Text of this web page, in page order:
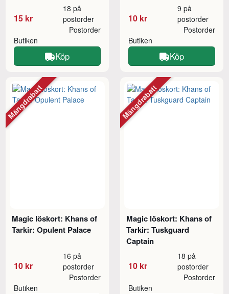
15 kr
18 på
postorder
Butiken
Postorder
Köp
10 kr
9 på
postorder
Butiken
Postorder
Köp
Magic löskort: Khans of
Tarkir: Opulent Palace
10 kr
16 på
postorder
Butiken
Postorder
Mängdrabatt
Magic löskort: Khans of
Tarkir: Tuskguard
Captain
10 kr
18 på
postorder
Butiken
Postorder
Mängdrabatt